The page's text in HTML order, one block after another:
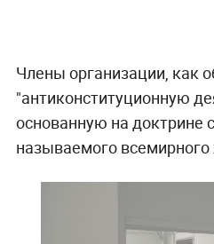
Члены организации, как
"антиконституционную
основанную на доктрине
называемого всемирного